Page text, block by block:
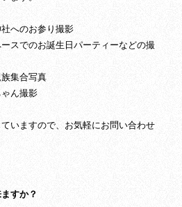
へのお参り撮影
スでのお誕生日パーティーなどの撮
集合写真
ん撮影
いますので、お気軽にお問い合わせ
すか？